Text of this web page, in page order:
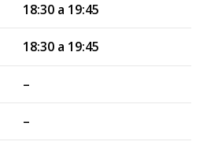
18:30 a 19:45
18:30 a 19:45
–
–